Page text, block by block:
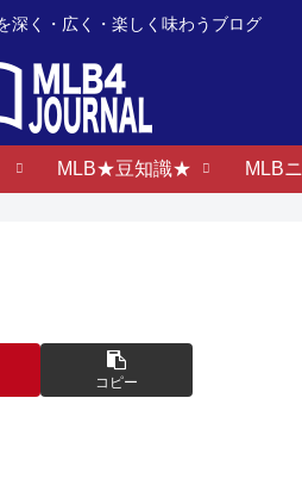
深く・広く・楽しく味わうブログ
MLB★豆知識★ MLB
コピー